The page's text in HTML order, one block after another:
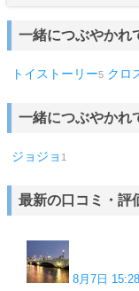
一緒につぶやかれ
トイストーリー5 クロ
ナ
キャプテン1 ひつ
一緒につぶやかれ
ジョジョ 1
最新の口コミ・評
8月7日 15:28